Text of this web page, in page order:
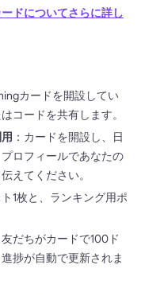
ドについてさらに詳し
カードを開設してい
コードを共有します。
：カードを開設し、日
ロフィールであなたの
えてください。
ト1枚と、ランキング用ポ
友だちがカードで100ド
捗が自動で更新されま